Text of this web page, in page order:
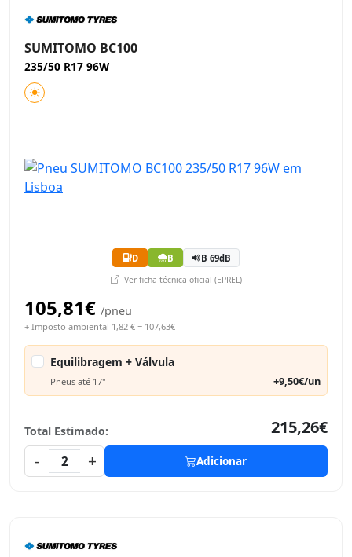
SUMITOMO BC100
235/50 R17 96W
D B B 69dB
Ver ficha técnica oficial (EPREL)
105,81€ /pneu
+ Imposto ambiental 1,82 € = 107,63€
Equilibragem + Válvula
Pneus até 17" +9,50€/un
Total Estimado:
215,26€
-
2 + Adicionar